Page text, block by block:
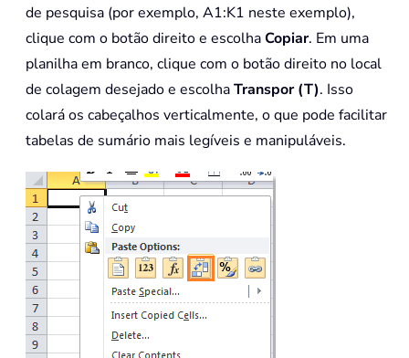
de pesquisa (por exemplo, A1:K1 neste exemplo),
clique com o botão direito e escolhaCopiar. Em uma
planilha em branco, clique com o botão direito no local
de colagem desejado e escolhaTranspor (T). Isso
colará os cabeçalhos verticalmente, o que pode facilitar
tabelas de sumário mais legíveis e manipuláveis.